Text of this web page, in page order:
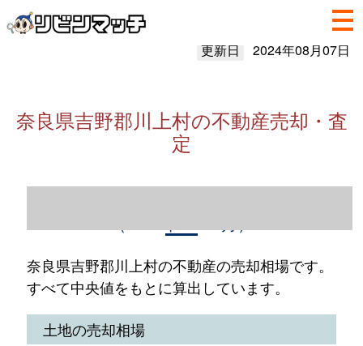
更新日 2024年08月07日
奈良県吉野郡川上村の不動産売却・査
定
奈良県吉野郡川上村の不動産の売却相場です。
すべて中央値をもとに算出しています。
土地の売却相場